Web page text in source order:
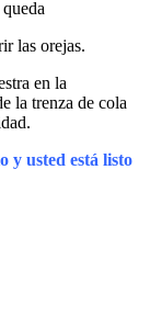
las orejas.
en la
la trenza de cola
y usted está listo